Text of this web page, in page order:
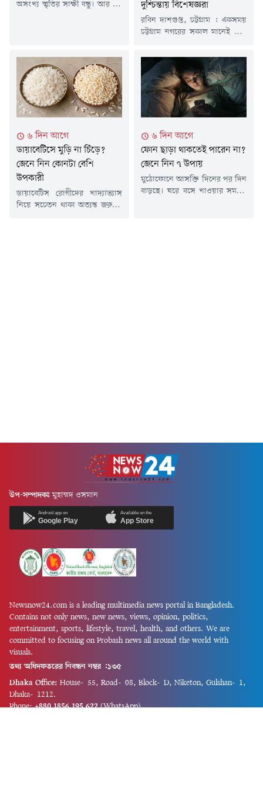
অসংখ্য স্মৃতির সাক্ষী বন্ধু। আর এই
বছর আগে থেকেই আগস্টের প্রথম
রবিবার বন্ধুত্ব দিবস হিসেবে
উদযাপন করেন। চলতি বছর এই
দিনটি পড়েছে ২ আগস্ট। বিশেষ
দিনে...
দুশ্চিন্তায় বিশেষজ্ঞরা
রবিন দাশগুপ্ত, চট্টগ্রাম : একসময়
চট্টগ্রাম নগরের সকাল মানেই ছিল
ভোরের আলোয় মানুষের ঘুম ভাঙার
সেই পরিচিত 'কা কা' শব্দে সরব
হতো নাগরিক জীবন। বিদ্যুতের তার
থেকে পুরোনো গাছ, আবর্জনার স্তুপ
কিংবা বাজারসংলগ্ন এলাকায় দল
বেঁধে বসতে আর উড়তে দেখা যেত
দেওয়া...
৬ দিন আগে
ডায়াবেটিসে মুড়ি না চিঁড়ে?
জেনে নিন কোনটা বেশি
উপকারী
ডায়াবেটিস রোগীদের খাদ্যাভ্যাস
নিয়ে সচেতন থাকা অত্যন্ত জরুরি।
৬ দিন আগে
ফোন ছাড়া থাকতেই পারেন না?
জেনে নিন ৭ উপায়
মুঠোফোনে আসক্তি দিনের পর দিন
বাড়ছে। ঘরে বসে খাওয়ার সময়ও
উপ-সম্পাদকঃ মুহাম্মদ ওসমান
Android app on
Google Play
Available on the
App Store
Newsnow24.com is a leading multimedia news portal in Bangladesh.
Contains not only news, new news, views, opinion, politics,
entertainment, sports, lifestyle, travel, health, and others. We are
committed to focusing on Probash news all around the world with
visuals.
তথ্য অধিদফতরের নিবন্ধন নম্বর :১৩৫
Dhaka Office: House-55, Road-08, Block-D, Niketon, Gulshan-1,
Dhaka-1212.
Phone: +880 1856 195 622 (WhatsApp)